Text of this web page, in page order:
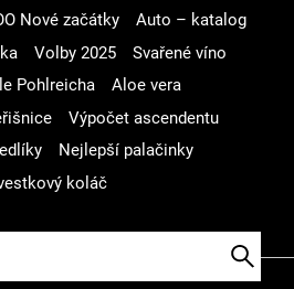
Nové začátky
Auto – katalog
Volby 2025
Svařené víno
Pohlreicha
Aloe vera
Výpočet ascendentu
Nejlepší palačinky
koláč